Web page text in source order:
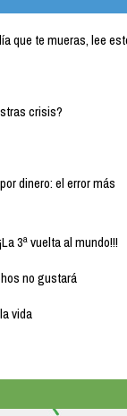
que te mueras, lee
crisis?
dinero: el error más
3ª vuelta al mundo!!!
no gustará
vida